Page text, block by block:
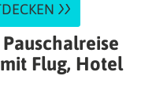
Flug, Hotel